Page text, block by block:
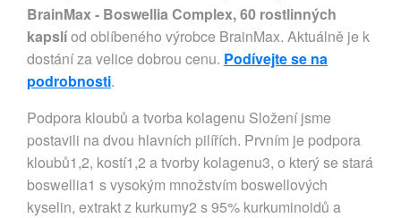
BrainMax - Boswellia Complex, 60 rostlinných
kapslíod oblíbeného výrobce BrainMax. Aktuálně je k
dostání za velice dobrou cenu. Podívejte se na
podrobnosti.
Podpora kloubů a tvorba kolagenu Složení jsme
postavili na dvou hlavních pilířích. Prvním je podpora
kloubů1,2, kostí1,2 a tvorby kolagenu3, o který se stará
boswellia1 s vysokým množstvím boswellových
kyselin, extrakt z kurkumy2 s 95% kurkuminoidů a